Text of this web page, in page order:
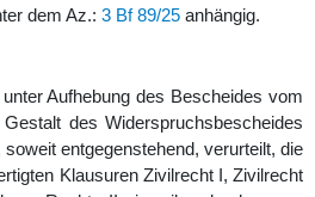
dem Az.: 3 Bf 89/25 anhängig.
Aufhebung des Bescheides vom
des Widerspruchsbescheides
entgegenstehend, verurteilt, die
Klausuren Zivilrecht I, Zivilrecht